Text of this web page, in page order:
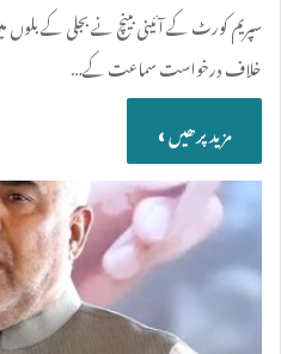
سپریم کورٹ کے آئینی بینچ نے بجلی کے
خلاف درخواست سماعت کے…
مزید پرھیں »